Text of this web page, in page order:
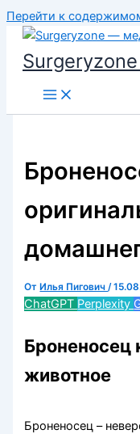
Перейти к
От Илья Пигович/
ChatGPT Perplexity
Броненосец
животное
Броненосец –